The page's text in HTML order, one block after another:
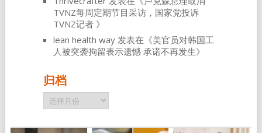
TVNZ每周定期节目采访，国家党投诉
TVNZ记者 》
lean health way发表在《美官员对韩国工
人被突袭拘留表示遗憾 承诺不再发生》
归档
归
档